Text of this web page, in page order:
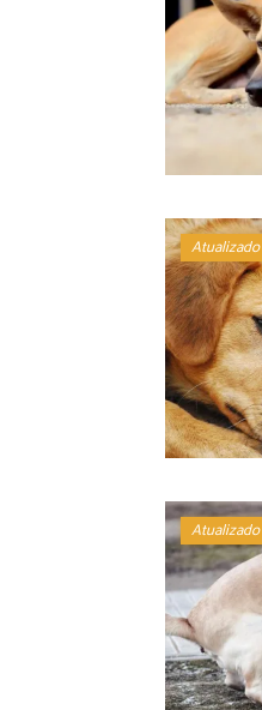
Atualizado
Atualizado